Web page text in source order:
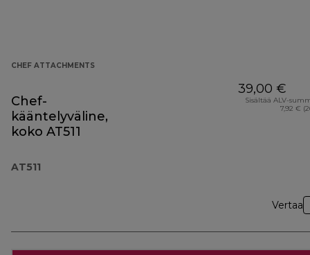
CHEF ATTACHMENTS
Chef-
kääntelyväline,
koko AT511
AT511
39,00 €
Sisältää ALV-
7,92 €
Vertaa